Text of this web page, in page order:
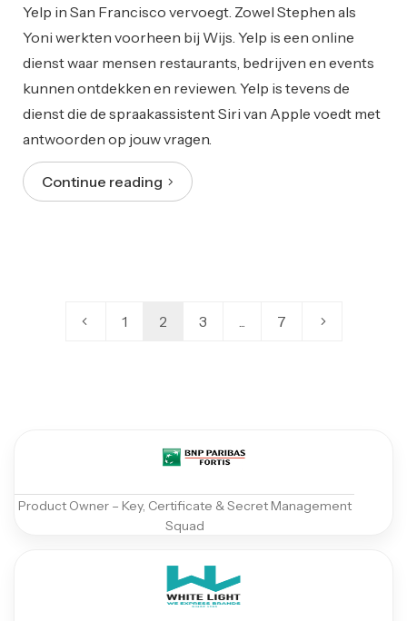
Yelp in San Francisco vervoegt. Zowel Stephen als
Yoni werkten voorheen bij Wijs. Yelp is een online
dienst waar mensen restaurants, bedrijven en events
kunnen ontdekken en reviewen. Yelp is tevens de
dienst die de spraakassistent Siri van Apple voedt met
antwoorden op jouw vragen.
Continue reading
1 2 3 7
Product Owner – Key, Certificate & Secret Management
Squad